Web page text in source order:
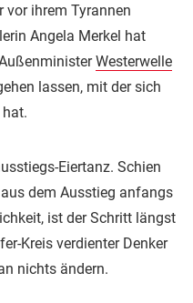
vor ihrem Tyrannen
Angela Merkel hat
Westerwelle
lassen, mit der sich
Eiertanz. Schien
dem Ausstieg anfangs
ist der Schritt längst
Kreis verdienter Denker
nichts ändern.